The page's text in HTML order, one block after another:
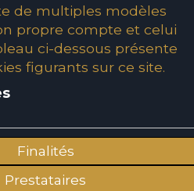
de multiples modèles
propre compte et celui
ci-dessous présente
figurants sur ce site.
Finalités
Prestataires